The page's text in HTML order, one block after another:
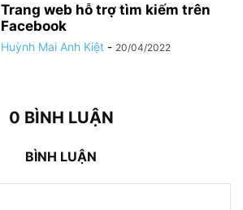
Trang web hỗ trợ tìm kiếm trên
Facebook
Huỳnh Mai Anh Kiệt - 20/04/2022
0 BÌNH LUẬN
BÌNH LUẬN